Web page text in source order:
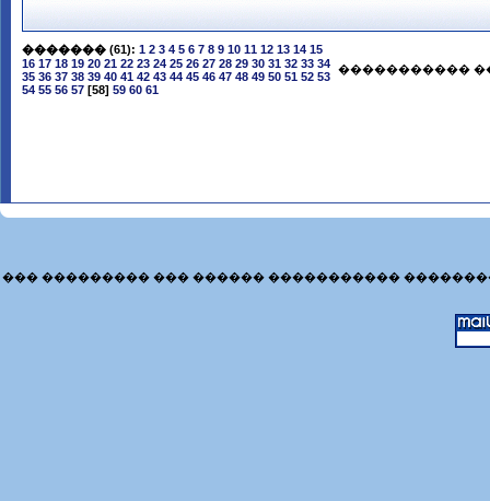
������� (61): 1 2 3 4 5 6 7 8 9 10 11 12 13 14 15
16 17 18 19 20 21 22 23 24 25 26 27 28 29 30 31 32 33 34
35 36 37 38 39 40 41 42 43 44 45 46 47 48 49 50 51 52 53
54 55 56 57 [58] 59 60 61
�����������
��� ��������� ��� ������ �����������